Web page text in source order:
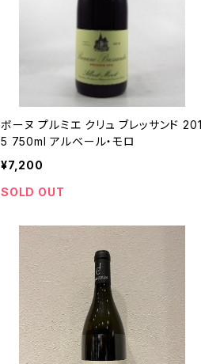
ボーヌ プルミエ クリュ ブレッサンド 201
5 750ml アルベール・モロ
¥7,200
SOLD OUT